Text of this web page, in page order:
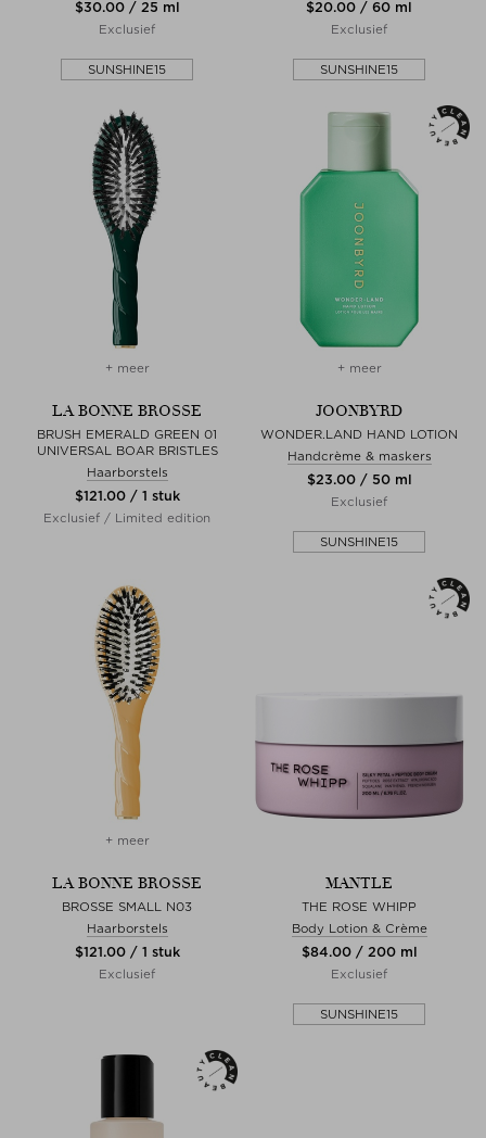
$‌30.00 / 25 ml
Exclusief
SUNSHINE15
$‌20.00 / 60 ml
Exclusief
SUNSHINE15
+ meer
LA BONNE BROSSE
BRUSH EMERALD GREEN 01
UNIVERSAL BOAR BRISTLES
Haarborstels
$‌121.00 / 1 stuk
Exclusief / Limited edition
+ meer
JOONBYRD
WONDER.LAND HAND LOTION
Handcrème & maskers
$‌23.00 / 50 ml
Exclusief
SUNSHINE15
+ meer
LA BONNE BROSSE
BROSSE SMALL N03
Haarborstels
$‌121.00 / 1 stuk
Exclusief
MANTLE
THE ROSE WHIPP
Body Lotion & Crème
$‌84.00 / 200 ml
Exclusief
SUNSHINE15